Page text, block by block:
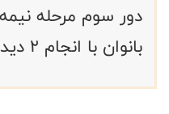
دور سوم مرحله
بانوان با انجام ۲ دیدار آغاز شد.